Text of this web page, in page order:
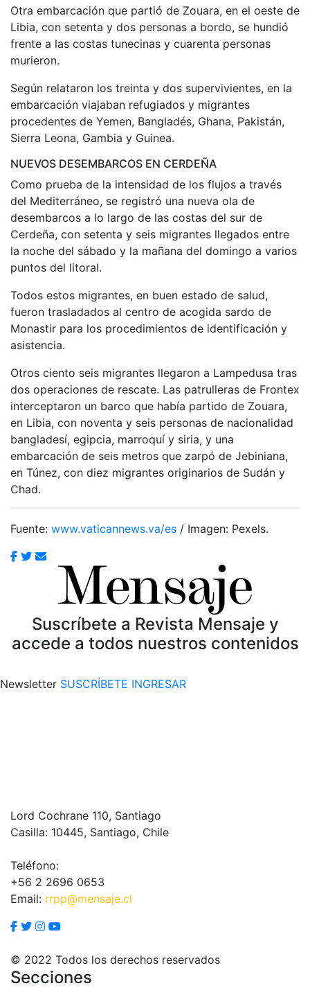
Otra embarcación que partió de Zouara, en el oeste de
Libia, con setenta y dos personas a bordo, se hundió
frente a las costas tunecinas y cuarenta personas
murieron.
Según relataron los treinta y dos supervivientes, en la
embarcación viajaban refugiados y migrantes
procedentes de Yemen, Bangladés, Ghana, Pakistán,
Sierra Leona, Gambia y Guinea.
NUEVOS DESEMBARCOS EN CERDEÑA
Como prueba de la intensidad de los flujos a través
del Mediterráneo, se registró una nueva ola de
desembarcos a lo largo de las costas del sur de
Cerdeña, con setenta y seis migrantes llegados entre
la noche del sábado y la mañana del domingo a varios
puntos del litoral.
Todos estos migrantes, en buen estado de salud,
fueron trasladados al centro de acogida sardo de
Monastir para los procedimientos de identificación y
asistencia.
Otros ciento seis migrantes llegaron a Lampedusa tras
dos operaciones de rescate. Las patrulleras de Frontex
interceptaron un barco que había partido de Zouara,
en Libia, con noventa y seis personas de nacionalidad
bangladesí, egipcia, marroquí y siria, y una
embarcación de seis metros que zarpó de Jebiniana,
en Túnez, con diez migrantes originarios de Sudán y
Chad.
Fuente: www.vaticannews.va/es / Imagen: Pexels.
Suscríbete a Revista Mensaje y
accede a todos nuestros contenidos
Newsletter SUSCRÍBETE INGRESAR
Lord Cochrane 110, Santiago
Casilla: 10445, Santiago, Chile
Teléfono:
+56 2 2696 0653
Email: rrpp@mensaje.cl
© 2022 Todos los derechos reservados
Secciones